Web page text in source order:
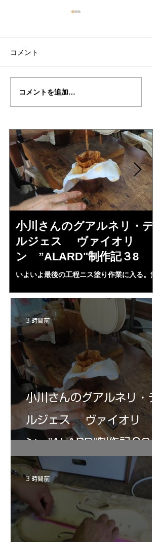
篠田さんの”ＭＥＳＳＩ
コメント
コメントを追加…
小川さんのグアルネリ・デ
ルジェス ヴァイオリ
ン ”ALARD"制作記３8
いよいよ最後の工程ニス塗り作業に入る。無
ンタイン、スパイクラヴェンダーオイル，等
等を入れ３ケ月経過、ガーゼで濾し下地ニス
として３回ほど塗る。さらにそれをアルコー
ルで取る。ホワイト状態に戻す。自宅工房で
３０－４０回ニス塗りの手始めとなる・・。
小川さんのグアルネリ・デ
ルジェス ヴァイオリ
ン ”ALARD"制作記３8
3 時間前
3 時間前